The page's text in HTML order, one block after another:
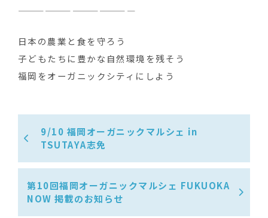
—————————————
日本の農業と食を守ろう ‍
子どもたちに豊かな自然環境を残そう
福岡をオーガニックシティにしよう
9/10 福岡オーガニックマルシェ in
TSUTAYA志免
第10回福岡オーガニックマルシェ FUKUOKA
NOW 掲載のお知らせ